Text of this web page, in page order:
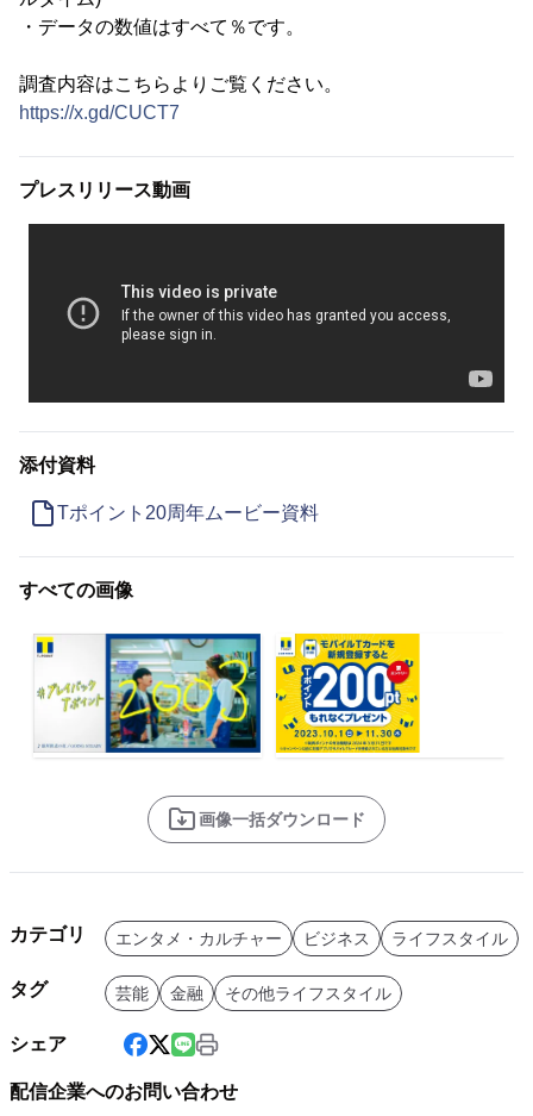
・データの数値はすべて％です。
調査内容はこちらよりご覧ください。
https://x.gd/CUCT7
プレスリリース動画
添付資料
Tポイント20周年ムービー資料
すべての画像
画像一括ダウンロード
カテゴリ エンタメ・カルチャー ビジネス ライフスタイル
タグ 芸能 金融 その他ライフスタイル
シェア
配信企業へのお問い合わせ